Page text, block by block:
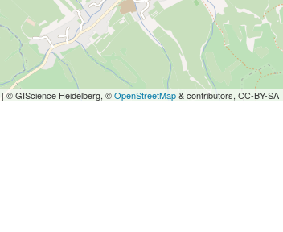
| © GIScience Heidelberg, ©OpenStreetMap& contributors, CC-BY-SA